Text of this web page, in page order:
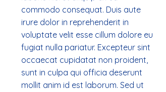
commodo consequat. Duis aute
irure dolor in reprehenderit in
voluptate velit esse cillum dolore eu
fugiat nulla pariatur. Excepteur sint
occaecat cupidatat non proident,
sunt in culpa qui officia deserunt
mollit anim id est laborum. Sed ut